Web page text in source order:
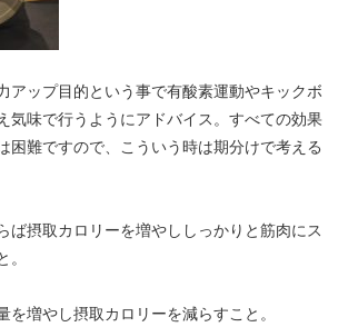
アップ目的という事で有酸素運動やキックボ
気味で行うようにアドバイス。すべての効果
困難ですので、こういう時は期分けで考える
ば摂取カロリーを増やししっかりと筋肉にス
。
を増やし摂取カロリーを減らすこと。